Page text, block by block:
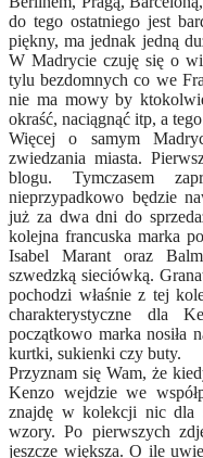
do tego ostatniego jest
piękny, ma jednak jedną
W Madrycie czuję się o
tylu bezdomnych co we
nie ma mowy by
okraść, naciągnąć itp, a
Więcej o samym
zwiedzania miasta.
blogu. Tymczasem
nieprzypadkowo będzie
już za dwa dni do
kolejna francuska marka
Isabel Marant oraz
szwedzką sieciówką.
pochodzi właśnie z tej
charakterystyczne dla
początkowo marka nosiła
kurtki, sukienki czy buty.
Przyznam się Wam, że
Kenzo wejdzie we
znajdę w kolekcji nic dla
wzory. Po pierwszych
jeszcze większa. O ile